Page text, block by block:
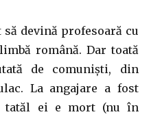
devină profesoară cu
română. Dar toată
de comuniști, din
La angajare a fost
tatăl ei e mort (nu în